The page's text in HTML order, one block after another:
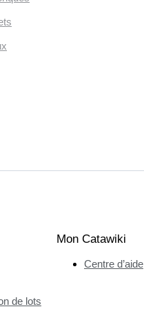
de lots
Mon Catawiki
Centre d’aide